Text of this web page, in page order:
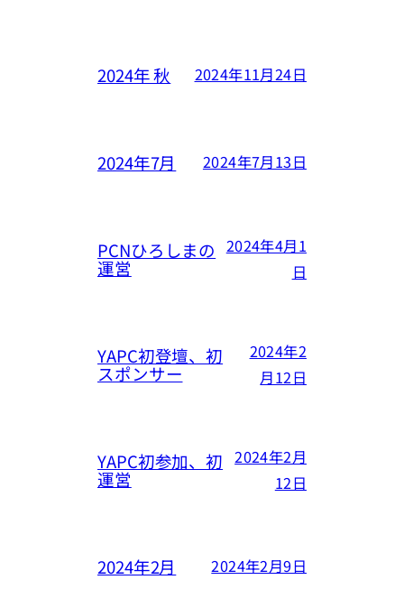
2024年 秋 2024年11月24日
2024年7月 2024年7月13日
PCNひろしまの
運営
2024年4月1
日
YAPC初登壇、初
スポンサー
2024年2
月12日
YAPC初参加、初
運営
2024年2月
12日
2024年2月 2024年2月9日